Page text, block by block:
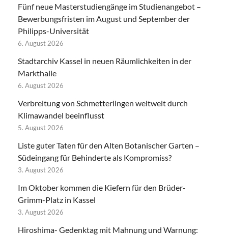
Fünf neue Masterstudiengänge im Studienangebot –
Bewerbungsfristen im August und September der
Philipps-Universität
6. August 2026
Stadtarchiv Kassel in neuen Räumlichkeiten in der
Markthalle
6. August 2026
Verbreitung von Schmetterlingen weltweit durch
Klimawandel beeinflusst
5. August 2026
Liste guter Taten für den Alten Botanischer Garten –
Südeingang für Behinderte als Kompromiss?
3. August 2026
Im Oktober kommen die Kiefern für den Brüder-
Grimm-Platz in Kassel
3. August 2026
Hiroshima- Gedenktag mit Mahnung und Warnung: